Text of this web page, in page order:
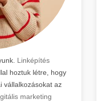
Linképítés
hoztuk létre, hogy
vállalkozásokat az
marketing